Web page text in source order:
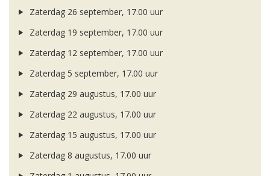
Zaterdag 26 september, 17.00 uur
Zaterdag 19 september, 17.00 uur
Zaterdag 12 september, 17.00 uur
Zaterdag 5 september, 17.00 uur
Zaterdag 29 augustus, 17.00 uur
Zaterdag 22 augustus, 17.00 uur
Zaterdag 15 augustus, 17.00 uur
Zaterdag 8 augustus, 17.00 uur